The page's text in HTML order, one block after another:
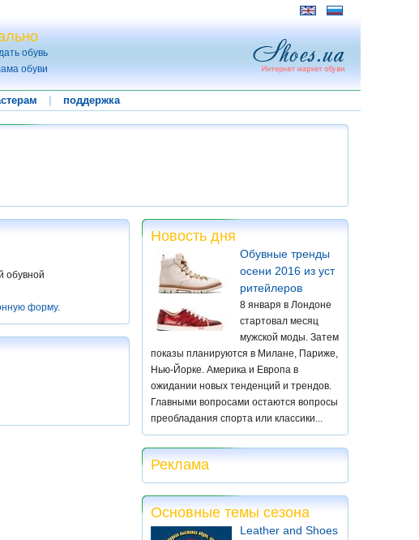
обувь
обуви
поддержка
обувной
форму.
Новость дня
Обувные тренды
осени 2016 из уст
ритейлеров
8 января в Лондоне
стартовал месяц
мужской моды. Затем
показы планируются в Милане, Париже,
Нью-Йорке. Америка и Европа в
ожидании новых тенденций и трендов.
Главными вопросами остаются вопросы
преобладания спорта или классики...
Реклама
Основные темы сезона
Leather and Shoes